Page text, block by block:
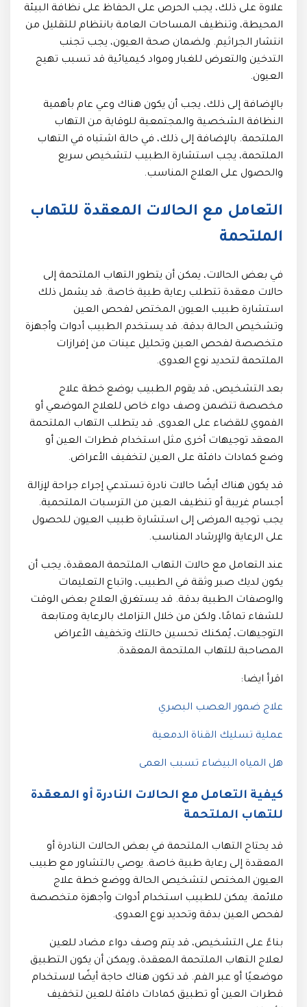
علاوة على ذلك، يجب الحرص على الحفاظ على نظافة البيئة
المحيطة، وتنظيف المساحات العامة بانتظام للتقليل من
انتشار الجراثيم. ولضمان صحة العيون، يجب تجنب
التدخين والتعرض للغبار ومواد كيميائية قد تسبب تهيج
العيون.
بالإضافة إلى ذلك، يجب أن يكون هناك وعي عام بأهمية
النظافة الشخصية والمجتمعية للوقاية من التهاب
الملتحمة. بالإضافة إلى ذلك، في حالة اشتباه في التهاب
الملتحمة، يجب استشارة الطبيب لتشخيص سريع
والحصول على العلاج المناسب.
التعامل مع الحالات المعقدة للتهاب
الملتحمة
في بعض الحالات، يمكن أن يتطور التهاب الملتحمة إلى
حالات معقدة تتطلب رعاية طبية خاصة. قد يشمل ذلك
استشارة طبيب العيون المختص لفحص العين
وتشخيص الحالة بدقة. قد يستخدم الطبيب أدوات وأجهزة
متخصصة لفحص العين وتحليل عينات من إفرازات
الملتحمة لتحديد نوع العدوى.
بعد التشخيص، قد يقوم الطبيب بوضع خطة علاج
مخصصة تتضمن وصف دواء خاص للعلاج الموضعي أو
الفموي للقضاء على العدوى. قد يتطلب التهاب الملتحمة
المعقد توجيهات أخرى مثل استخدام قطرات العين أو
وضع كمادات دافئة على العين لتخفيف الأعراض.
قد يكون هناك أيضًا حالات نادرة تستدعي إجراء جراحة لإزالة
أجسام غريبة أو تنظيف العين من الترسبات الملتحمية.
يجب توجيه المرضى إلى استشارة طبيب العيون للحصول
على الرعاية والإرشاد المناسب.
عند التعامل مع حالات التهاب الملتحمة المعقدة، يجب أن
يكون لديك صبر وثقة في الطبيب، واتباع التعليمات
والوصفات الطبية بدقة. قد يستغرق العلاج بعض الوقت
للشفاء تمامًا، ولكن من خلال التزامك بالرعاية ومتابعة
التوجيهات، يُمكنك تحسين حالتك وتخفيف الأعراض
المصاحبة للتهاب الملتحمة المعقدة.
اقرأ ايضا:
علاج ضمور العصب البصري
عملية تسليك القناة الدمعية
هل المياه البيضاء تسبب العمى
كيفية التعامل مع الحالات النادرة أو المعقدة
للتهاب الملتحمة
قد يحتاج التهاب الملتحمة في بعض الحالات النادرة أو
المعقدة إلى رعاية طبية خاصة. يوصي بالتشاور مع طبيب
العيون المختص لتشخيص الحالة ووضع خطة علاج
ملائمة. يمكن للطبيب استخدام أدوات وأجهزة متخصصة
لفحص العين بدقة وتحديد نوع العدوى.
بناءً على التشخيص، قد يتم وصف دواء مضاد للعين
لعلاج التهاب الملتحمة المعقدة، ويمكن أن يكون التطبيق
موضعيًا أو عبر الفم. قد تكون هناك حاجة أيضًا لاستخدام
قطرات العين أو تطبيق كمادات دافئة للعين لتخفيف